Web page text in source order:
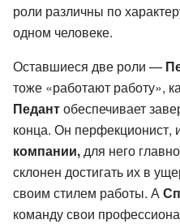
роли различны по
одном человеке.
Оставшиеся две роли —
тоже «работают работу»,
Педантобеспечивает
конца. Он перфекционист,
компании,для него
склонен достигать их в
своим стилем работы. А
команду свои